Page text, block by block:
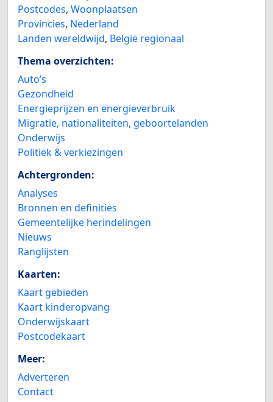
Postcodes, Woonplaatsen
Provincies, Nederland
Landen wereldwijd, België regionaal
Thema overzichten:
Auto’s
Gezondheid
Energieprijzen en energieverbruik
Migratie, nationaliteiten, geboortelanden
Onderwijs
Politiek & verkiezingen
Achtergronden:
Analyses
Bronnen en definities
Gemeentelijke herindelingen
Nieuws
Ranglijsten
Kaarten:
Kaart gebieden
Kaart kinderopvang
Onderwijskaart
Postcodekaart
Meer:
Adverteren
Contact